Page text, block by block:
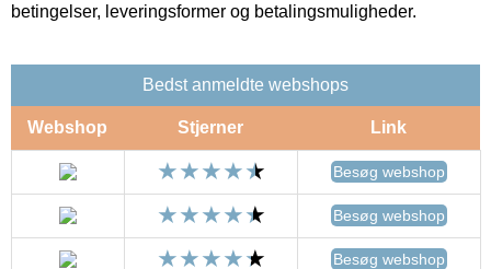
betingelser, leveringsformer og betalingsmuligheder.
Bedst anmeldte webshops
Webshop Stjerner Link
Besøg webshop
Besøg webshop
Besøg webshop